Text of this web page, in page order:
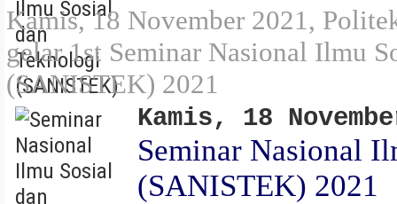
Kamis, 18 November 2021,
gelar 1st Seminar Nasional Ilmu
(SANISTEK) 2021
Kamis, 18
Seminar Nasional
(SANISTEK) 2021